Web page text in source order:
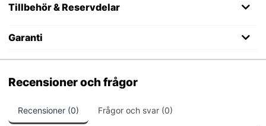
Tillbehör & Reservdelar
Garanti
Recensioner och frågor
Recensioner (0) Frågor och svar (0)